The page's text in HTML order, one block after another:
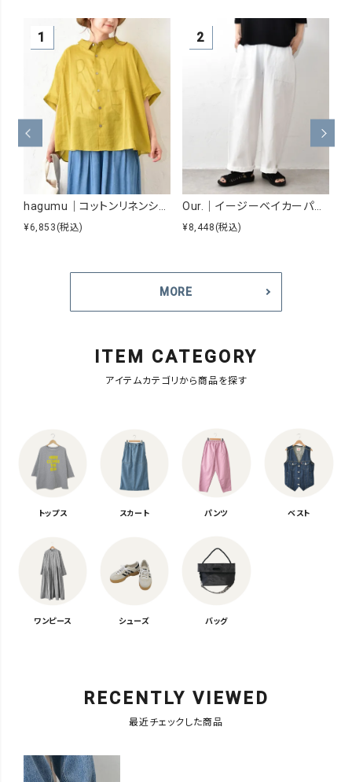
¥6,853 (税込) ¥8,448 (税込)
MORE
ITEM CATEGORY
アイテムカテゴリから商品を探す
トップス スカート パンツ ベスト
ワンピース シューズ バッグ
RECENTLY VIEWED
最近チェックした商品